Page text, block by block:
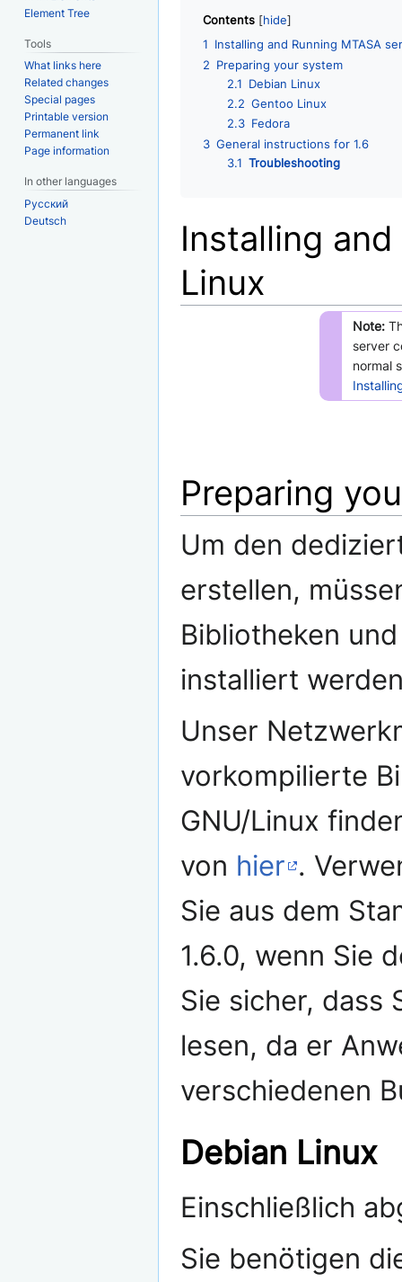
Contents
1 Installing and Running MTASA
2 Preparing your system
2.1 Debian Linux
2.2 Gentoo Linux
2.3 Fedora
3 General instructions for 1.6
3.1 Troubleshooting
Installing
Linux
Note:
server
normal
Preparing
Um den
erstellen,
Bibliotheken
installiert
Unser
vorkompilierte
GNU/Linux
von hier .
Sie aus dem
1.6.0, wenn Sie
Sie sicher, dass
lesen, da er
verschiedenen
Debian Linux
Einschließlich
Sie benötigen
Element Tree
Tools
What links here
Related changes
Special pages
Printable version
Permanent link
Page information
In other languages
Русский
Deutsch